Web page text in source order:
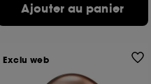
Ajouter au panier
Exclu web